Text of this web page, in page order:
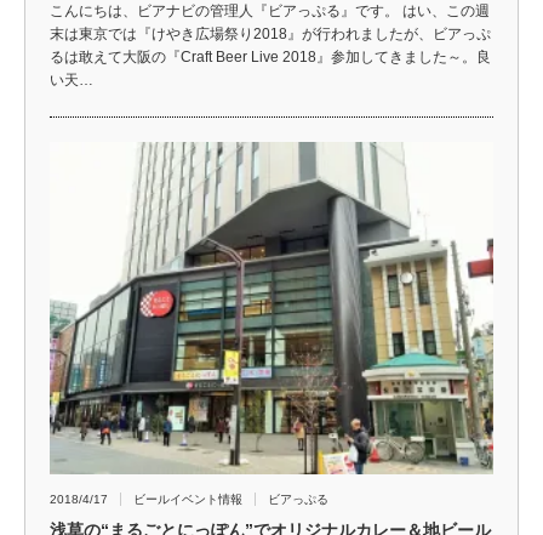
こんにちは、ビアナビの管理人『ビアっぷる』です。 はい、この週
末は東京では『けやき広場祭り2018』が行われましたが、ビアっぷ
るは敢えて大阪の『Craft Beer Live 2018』参加してきました～。良
い天…
2018/4/17 ビールイベント情報 ビアっぷる
浅草の“まるごとにっぽん”でオリジナルカレー＆地ビール